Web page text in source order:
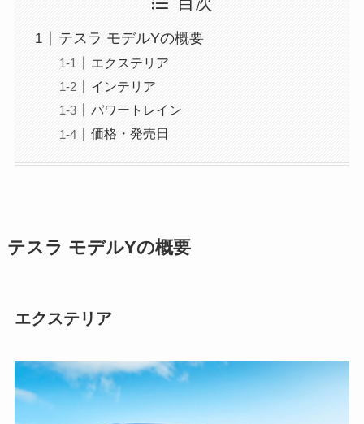
テスラ モデルYの概要
エクステリア
インテリア
パワートレイン
価格・発売日
テスラ モデルYの概要
エクステリア